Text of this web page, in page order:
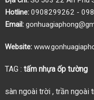
Hotline:0908299262 -
Email:
Website:
TAG : tấm nhựa ốp tường
sàn ngoài trời, trần ngoài